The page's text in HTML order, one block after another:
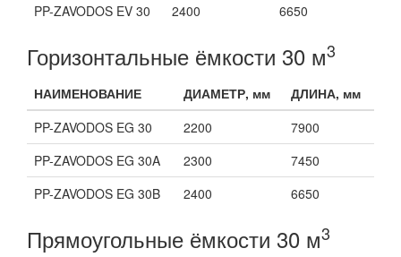
PP-ZAVODOS EV 30
2400 6650
Горизонтальные ёмкости 30 м3
НАИМЕНОВАНИЕ ДИАМЕТР, мм
ДЛИНА, мм
PP-ZAVODOS EG 30
2200
7900
PP-ZAVODOS EG 30A
2300
7450
PP-ZAVODOS EG 30B
2400 6650
Прямоугольные ёмкости 30 м3